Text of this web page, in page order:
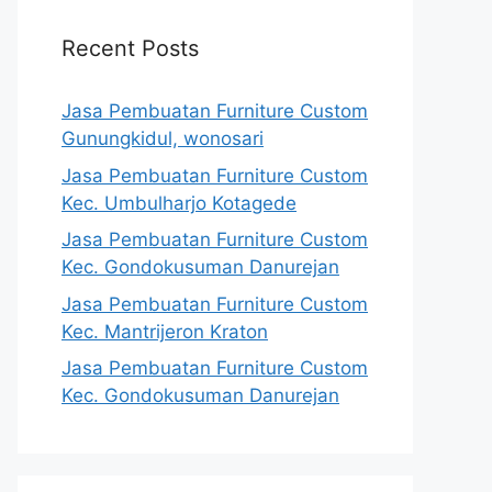
Recent Posts
Jasa Pembuatan Furniture Custom
Gunungkidul, wonosari
Jasa Pembuatan Furniture Custom
Kec. Umbulharjo Kotagede
Jasa Pembuatan Furniture Custom
Kec. Gondokusuman Danurejan
Jasa Pembuatan Furniture Custom
Kec. Mantrijeron Kraton
Jasa Pembuatan Furniture Custom
Kec. Gondokusuman Danurejan